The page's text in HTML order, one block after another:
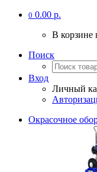
0 0.00 р.
В корзине
Поиск
Вход
Личный
Окрасочное